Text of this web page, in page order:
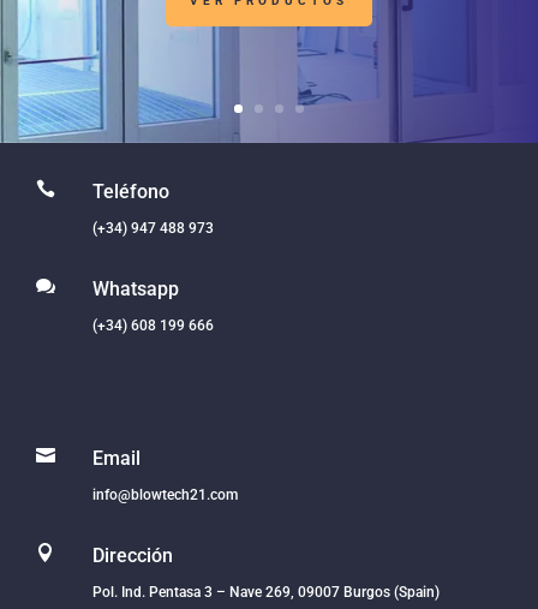
 Teléfono
(+34) 947 488 973
 Whatsapp
(+34) 608 199 666
 Email
info@blowtech21.com
 Dirección
Pol. Ind. Pentasa 3 – Nave 269, 09007 Burgos (Spain)